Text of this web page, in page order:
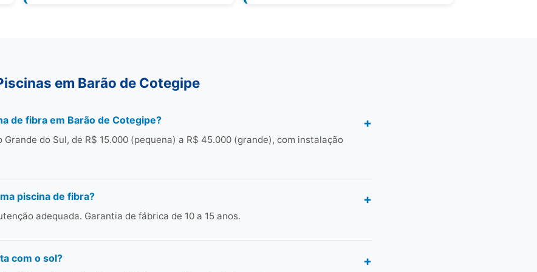
em Barão de Cotegipe
de fibra em Barão de Cotegipe?
Grande do Sul, de R$ 15.000 (pequena) a R$ 45.000 (grande), com instalação
piscina de fibra?
adequada. Garantia de fábrica de 10 a 15 anos.
com o sol?